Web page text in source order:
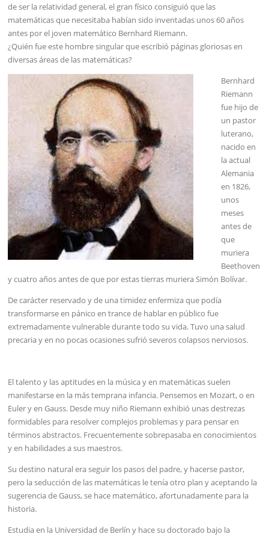
de ser la relatividad general, el gran físico consiguió que las
matemáticas que necesitaba habían sido inventadas unos 60 años
antes por el joven matemático Bernhard Riemann.
¿Quién fue este hombre singular que escribió páginas gloriosas en
diversas áreas de las matemáticas?
Bernhard
Riemann
fue hijo de
un pastor
luterano,
nacido en
la actual
Alemania
en 1826,
unos
meses
antes de
que
muriera
Beethoven
y cuatro años antes de que por estas tierras muriera Simón Bolívar.
De carácter reservado y de una timidez enfermiza que podía
transformarse en pánico en trance de hablar en público fue
extremadamente vulnerable durante todo su vida. Tuvo una salud
precaria y en no pocas ocasiones sufrió severos colapsos nerviosos.
El talento y las aptitudes en la música y en matemáticas suelen
manifestarse en la más temprana infancia. Pensemos en Mozart, o en
Euler y en Gauss. Desde muy niño Riemann exhibió unas destrezas
formidables para resolver complejos problemas y para pensar en
términos abstractos. Frecuentemente sobrepasaba en conocimientos
y en habilidades a sus maestros.
Su destino natural era seguir los pasos del padre, y hacerse pastor,
pero la seducción de las matemáticas le tenía otro plan y aceptando la
sugerencia de Gauss, se hace matemático, afortunadamente para la
historia.
Estudia en la Universidad de Berlín y hace su doctorado bajo la